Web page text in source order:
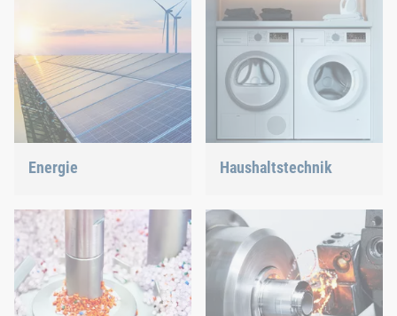
Energie
Verbindungs- und
Montagetechnik die
Energiezukunft mit.
Haushaltstechnik
oder im Backofen, wir
sorgen für eine
passgenaue Verbindung.